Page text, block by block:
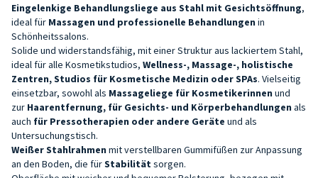
Eingelenkige Behandlungsliege aus Stahl mit Gesichtsöffnung,
ideal für Massagen und professionelle Behandlungen in
Schönheitssalons.
Solide und widerstandsfähig, mit einer Struktur aus lackiertem Stahl,
ideal für alle Kosmetikstudios, Wellness-, Massage-, holistische
Zentren, Studios für Kosmetische Medizin oder SPAs. Vielseitig
einsetzbar, sowohl als Massageliege für Kosmetikerinnen und
zur Haarentfernung, für Gesichts- und Körperbehandlungen als
auch für Pressotherapien oder andere Geräte und als
Untersuchungstisch.
Weißer Stahlrahmen mit verstellbaren Gummifüßen zur Anpassung
an den Boden, die fürStabilität sorgen.